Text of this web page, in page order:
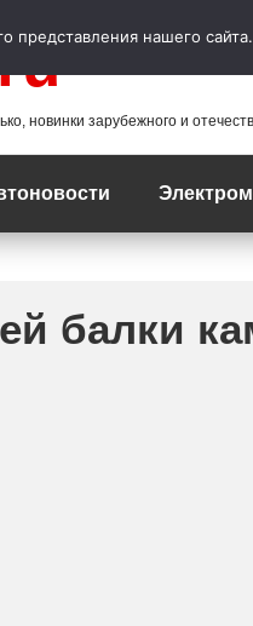
новинки зарубежного и
балки
представления нашего